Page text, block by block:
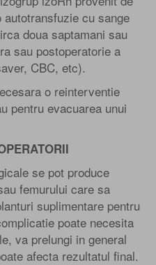
cu sange
doua saptamani sau
sau postoperatorie a
CBC, etc).
o reinterventie
pentru evacuarea unui
se pot produce
femurului care sa
suplimentare pentru
poate necesita
va prelungi in general
afecta rezultatul final.